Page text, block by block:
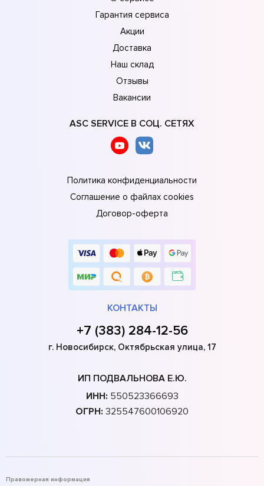
Гарантия сервиса
Акции
Доставка
Наш склад
Отзывы
Вакансии
ASC SERVICE В СОЦ. СЕТЯХ
Политика конфиденциальности
Соглашение о файлах cookies
Договор-оферта
КОНТАКТЫ
+7 (383) 284-12-56
г. Новосибирск, Октябрьская улица, 17
ИП ПОДВАЛЬНОВА Е.Ю.
ИНН: 550523366693
ОГРН: 325547600106920
Правомерная информация